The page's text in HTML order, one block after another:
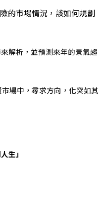
的市場情況，該如何規劃
解析，並預測來年的景氣趨
場中，尋求方向，化突如其
生」